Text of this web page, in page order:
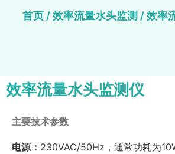
首页 /效率流量水头监测 / 效率
效率流量水头监测仪
主要技术参数
电源： 230VAC/50Hz，通常功耗为